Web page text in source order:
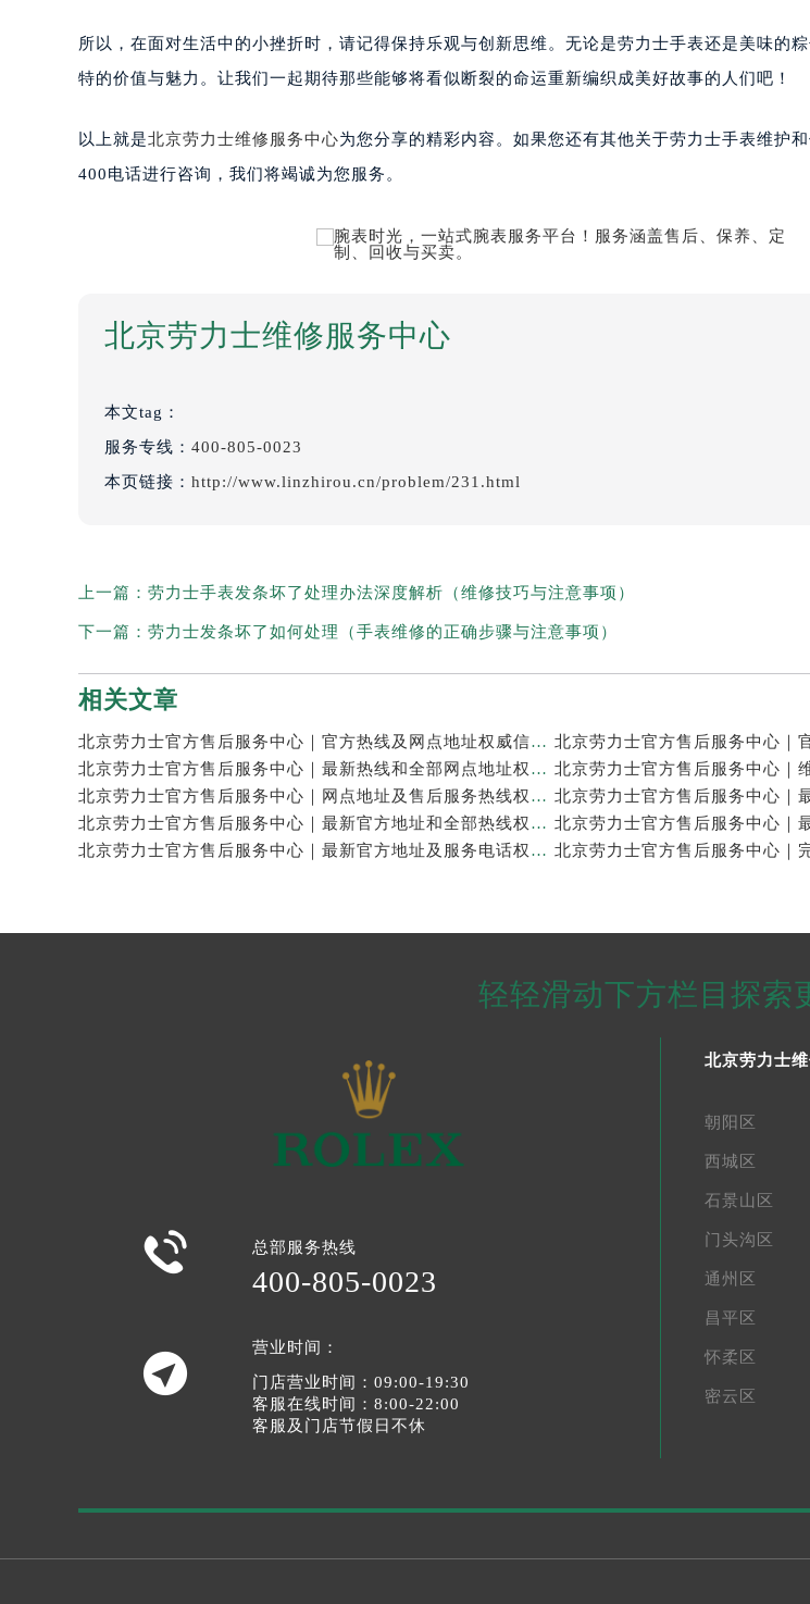
所以，在面对生活中的小挫折时，请记得保持乐观与创新思维。无论是劳力士手表还是美味的
特的价值与魅力。让我们一起期待那些能够将看似断裂的命运重新编织成美好故事的人们吧！
以上就是北京劳力士维修服务中心为您分享的精彩内容。如果您还有其他关于劳力士手表维护
400电话进行咨询，我们将竭诚为您服务。
北京劳力士维修服务中心
本文tag：
服务专线： 400-805-0023
本页链接： http://www.linzhirou.cn/problem/231.html
上一篇： 劳力士手表发条坏了处理办法深度解析（维修技巧与注意事项）
下一篇： 劳力士发条坏了如何处理（手表维修的正确步骤与注意事项）
相关文章
北京劳力士官方售后服务中心｜官方热线及网点地址权威信息公示（2026年7月最新）
北京劳力士官方售后服务中心｜最新热线和全部网点地址权威信息公示（2026年7月最新）
北京劳力士官方售后服务中心｜网点地址及售后服务热线权威信息公示（2026年7月最新）
北京劳力士官方售后服务中心｜最新官方地址和全部热线权威信息公示（2026年7月最新）
北京劳力士官方售后服务中心｜最新官方地址及服务电话权威信息公示（2026年7月最新）
轻轻滑动下方栏目探索
 总部服务热线
400-805-0023

营业时间：
门店营业时间：09:00-19:30
客服在线时间：8:00-22:00
客服及门店节假日不休
北京劳力士
朝阳区
西城区
石景山区
门头沟区
通州区
昌平区
怀柔区
密云区